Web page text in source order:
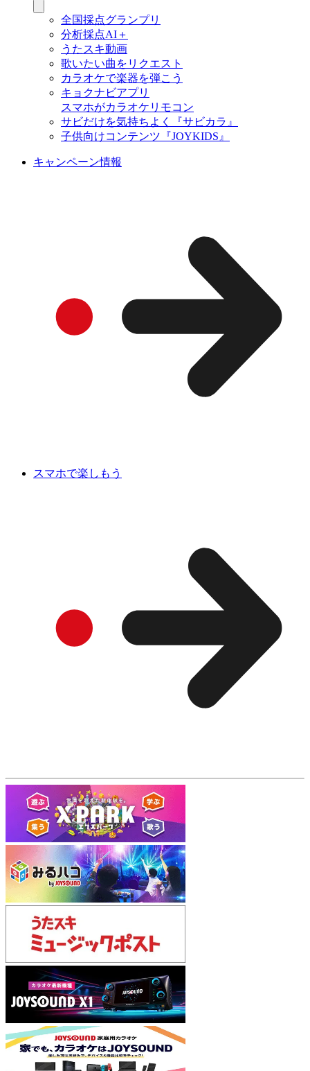
全国採点グランプリ
分析採点AI＋
うたスキ動画
歌いたい曲をリクエスト
カラオケで楽器を弾こう
キョクナビアプリ
スマホがカラオケリモコン
サビだけを気持ちよく『サビカラ』
子供向けコンテンツ『JOYKIDS』
キャンペーン情報
スマホで楽しもう